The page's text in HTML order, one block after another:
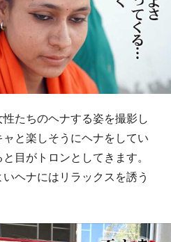
たちのヘナする姿を撮影し
と楽しそうにヘナをしてい
目がトロンとしてきます。
ナにはリラックスを誘う